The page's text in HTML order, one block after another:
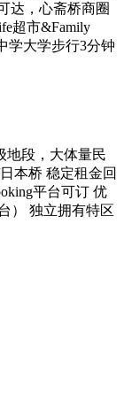
达，心斋桥商圈
超市&Family
学大学步行3分钟
地段，大体量民
本桥 稳定租金回
平台可订 优
） 独立拥有特区